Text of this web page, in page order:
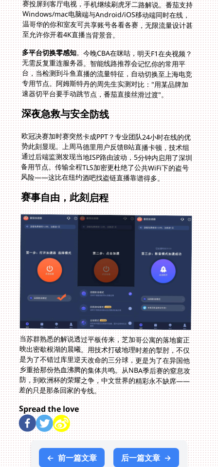
至允许你开着4K直播当背景音。
多平台切换零感知。今晚CBA在咪咕，明天F1在央视频？
无需反复重连服务器。智能线路推荐会记忆你的常用平
台，当检测到斗鱼直播的流量特征，自动切换至上海电竞
专用节点。阿姆斯特丹的周先生实测对比："用某品牌加
速器切平台要手动跳节点，番茄直接丝滑过渡"。
深夜急救与安全防线
欧冠决赛加时赛突然卡成PPT？专业团队24小时在线的优
势此刻显现。上周马德里用户反馈B站直播卡顿，技术组
通过后端监测发现当地ISP路由波动，5分钟内启用了深圳
备用节点。传输全程TLS加密更杜绝了公共WiFi下的盗号
风险——这比在纽约酒吧找盗链直播靠谱得多。
赛事自由，此刻启程
当苏群熟悉的解说透过平板传来，芝加哥公寓的落地窗正
映出密歇根湖的晨曦。用技术打破地理时差的掣肘，不仅
是为了不错过库里逆天改命的三分球，更是为了在异国他
乡重拾那份热血沸腾的集体共鸣。从NBA季后赛的窒息攻
防，到欧洲杯的荣耀之争，中文世界的精彩永不缺席——
差的只是那条回家的专线。
Spread the love
← 前一篇文章 后一篇文章 →